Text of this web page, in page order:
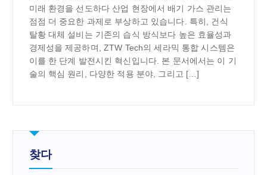
미래 환경을 선도하다 산업 현장에서 배기 가스 관리는
점점 더 중요한 과제로 부상하고 있습니다. 특히, 건식
탈황 대체 설비는 기존의 습식 방식보다 높은 효율성과
경제성을 제공하며, ZTW Tech의 세라믹 통합 시스템은
이를 한 단계 발전시킨 혁신입니다. 본 문서에서는 이 기
술의 핵심 원리, 다양한 적용 분야, 그리고 […]
찾다